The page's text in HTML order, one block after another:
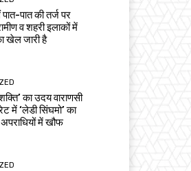
पात की तर्ज पर
व शहरी इलाकों में
खेल जारी है
का उदय वाराणसी
में ‘लेडी सिंघमो’ का
में खौफ